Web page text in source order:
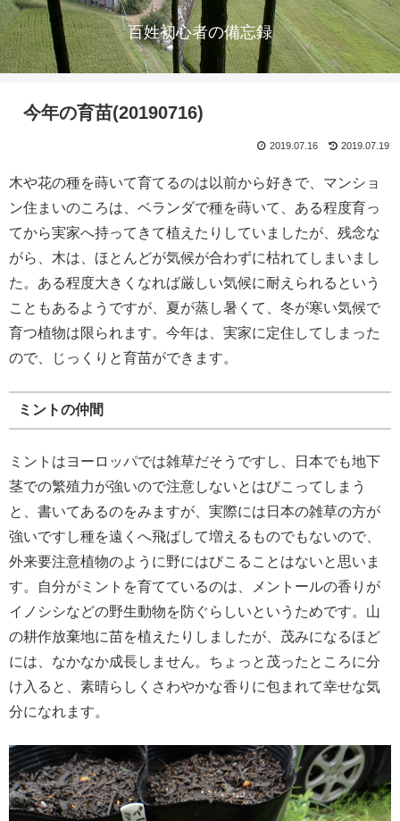
百姓初心者の備忘録
今年の育苗(20190716)
2019.07.19
2019.07.16
木や花の種を蒔いて育てるのは以前から好きで、マンショ
ン住まいのころは、ベランダで種を蒔いて、ある程度育っ
てから実家へ持ってきて植えたりしていましたが、残念な
がら、木は、ほとんどが気候が合わずに枯れてしまいまし
た。ある程度大きくなれば厳しい気候に耐えられるという
こともあるようですが、夏が蒸し暑くて、冬が寒い気候で
育つ植物は限られます。今年は、実家に定住してしまった
ので、じっくりと育苗ができます。
ミントの仲間
ミントはヨーロッパでは雑草だそうですし、日本でも地下
茎での繁殖力が強いので注意しないとはびこってしまう
と、書いてあるのをみますが、実際には日本の雑草の方が
強いですし種を遠くへ飛ばして増えるものでもないので、
外来要注意植物のように野にはびこることはないと思いま
す。自分がミントを育てているのは、メントールの香りが
イノシシなどの野生動物を防ぐらしいというためです。山
の耕作放棄地に苗を植えたりしましたが、茂みになるほど
には、なかなか成長しません。ちょっと茂ったところに分
け入ると、素晴らしくさわやかな香りに包まれて幸せな気
分になれます。